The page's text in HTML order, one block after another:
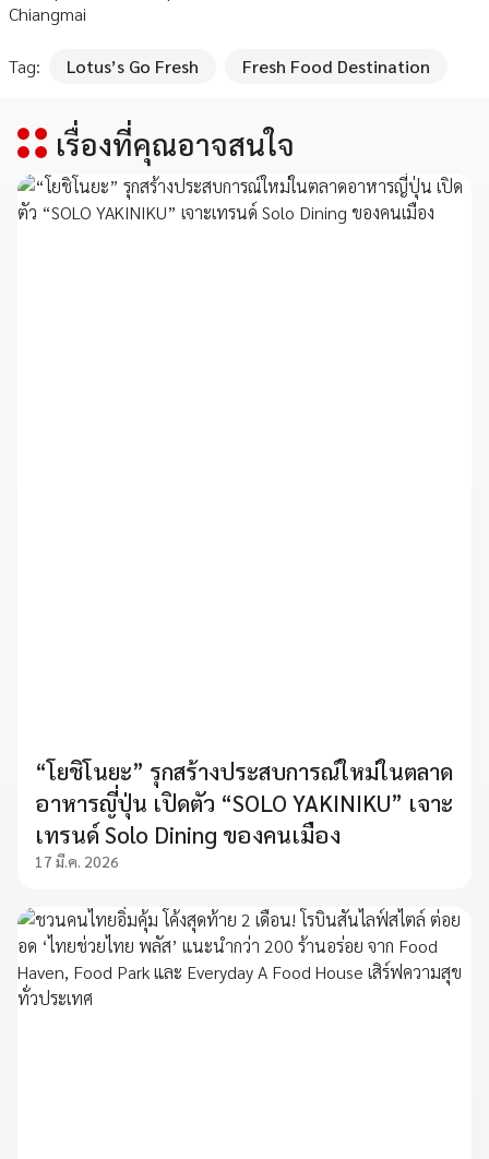
Chiangmai
Tag: Lotus’s Go Fresh Fresh Food Destination
เรื่องที่คุณอาจสนใจ
“โยชิโนยะ” รุกสร้างประสบการณ์ใหม่ในตลาด
อาหารญี่ปุ่น เปิดตัว “SOLO YAKINIKU” เจาะ
เทรนด์ Solo Dining ของคนเมือง
17 มี.ค. 2026